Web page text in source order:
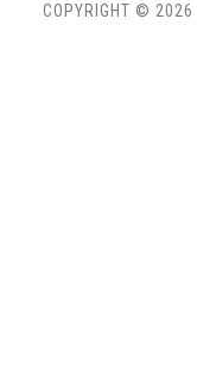
COPYRIGHT © 2026